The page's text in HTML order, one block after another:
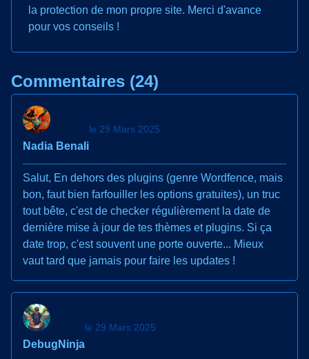
la protection de mon propre site. Merci d'avance
pour vos conseils !
Commentaires (24)
Nadia Benali
le 29 Mars 2025
Salut, En dehors des plugins (genre Wordfence, mais
bon, faut bien farfouiller les options gratuites), un truc
tout bête, c'est de checker régulièrement la date de
dernière mise à jour de tes thèmes et plugins. Si ça
date trop, c'est souvent une porte ouverte... Mieux
vaut tard que jamais pour faire les updates !
DebugNinja
le 29 Mars 2025